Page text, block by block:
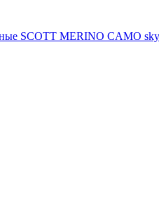
SCOTT MERINO CAMO